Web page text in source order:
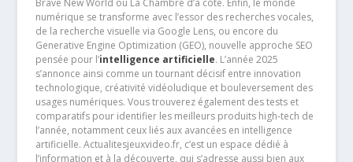
numérique se transforme avec l’essor des recherches vocales,
de la recherche visuelle via Google Lens, ou encore du
Generative Engine Optimization (GEO), nouvelle approche SEO
pensée pour l’intelligence artificielle. L’année 2025
s’annonce ainsi comme un tournant décisif entre innovation
technologique, créativité vidéoludique et bouleversement des
usages numériques. Vous trouverez également des tests et
comparatifs pour identifier les meilleurs produits high-tech de
l’année, notamment ceux liés aux avancées en intelligence
artificielle. Actualitesjeuxvideo.fr, c’est un espace dédié à
l’information et à la découverte, qui s’adresse aussi bien aux